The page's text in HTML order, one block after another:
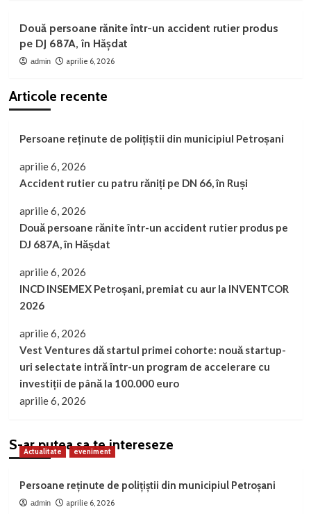
Două persoane rănite într-un accident rutier produs
pe DJ 687A, în Hășdat
admin aprilie 6, 2026
Articole recente
Persoane reținute de polițiștii din municipiul Petroșani
aprilie 6, 2026
Accident rutier cu patru răniți pe DN 66, în Ruși
aprilie 6, 2026
Două persoane rănite într-un accident rutier produs pe
DJ 687A, în Hășdat
aprilie 6, 2026
INCD INSEMEX Petroșani, premiat cu aur la INVENTCOR
2026
aprilie 6, 2026
Vest Ventures dă startul primei cohorte: nouă startup-
uri selectate intră într-un program de accelerare cu
investiții de până la 100.000 euro
aprilie 6, 2026
S-ar putea sa te intereseze
Actualitate eveniment
Persoane reținute de polițiștii din municipiul Petroșani
admin aprilie 6, 2026